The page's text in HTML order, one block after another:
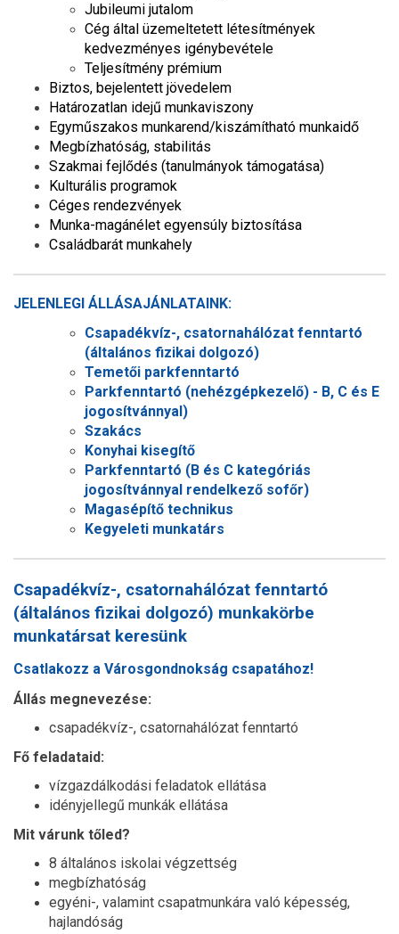
Jubileumi jutalom
Cég által üzemeltetett létesítmények
kedvezményes igénybevétele
Teljesítmény prémium
Biztos, bejelentett jövedelem
Határozatlan idejű munkaviszony
Egyműszakos munkarend/kiszámítható munkaidő
Megbízhatóság, stabilitás
Szakmai fejlődés (tanulmányok támogatása)
Kulturális programok
Céges rendezvények
Munka-magánélet egyensúly biztosítása
Családbarát munkahely
JELENLEGI ÁLLÁSAJÁNLATAINK:
Csapadékvíz-, csatornahálózat fenntartó
(általános fizikai dolgozó)
Temetői parkfenntartó
Parkfenntartó (nehézgépkezelő) - B, C és E
jogosítvánnyal)
Szakács
Konyhai kisegítő
Parkfenntartó (B és C kategóriás
jogosítvánnyal rendelkező sofőr)
Magasépítő technikus
Kegyeleti munkatárs
Csapadékvíz-, csatornahálózat fenntartó
(általános fizikai dolgozó) munkakörbe
munkatársat keresünk
Csatlakozz a Városgondnokság csapatához!
Állás megnevezése:
csapadékvíz-, csatornahálózat fenntartó
Fő feladataid:
vízgazdálkodási feladatok ellátása
idényjellegű munkák ellátása
Mit várunk tőled?
8 általános iskolai végzettség
megbízhatóság
egyéni-, valamint csapatmunkára való képesség,
hajlandóság